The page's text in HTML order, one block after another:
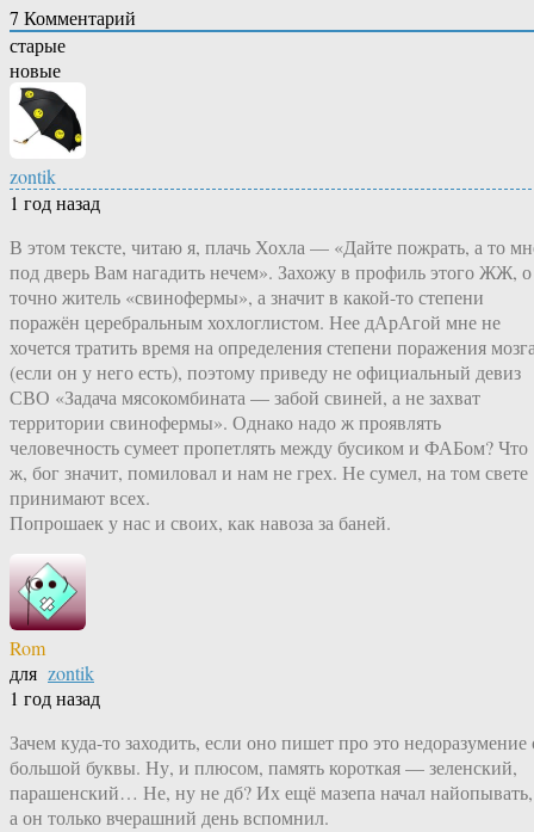
7 Комментарий
старые
новые
zontik
1 год назад
В этом тексте, читаю я, плачь Хохла — «Дайте пожрать, а то
под дверь Вам нагадить нечем». Захожу в профиль этого ЖЖ, о
точно житель «свинофермы», а значит в какой-то степени
поражён церебральным хохлоглистом. Нее дАрАгой мне не
хочется тратить время на определения степени поражения
(если он у него есть), поэтому приведу не официальный девиз
СВО «Задача мясокомбината — забой свиней, а не захват
территории свинофермы». Однако надо ж проявлять
человечность сумеет пропетлять между бусиком и ФАБом? Что
ж, бог значит, помиловал и нам не грех. Не сумел, на том свете
принимают всех.
Попрошаек у нас и своих, как навоза за баней.
Rom
для zontik
1 год назад
Зачем куда-то заходить, если оно пишет про это недоразумение
большой буквы. Ну, и плюсом, память короткая — зеленский,
парашенский… Не, ну не дб? Их ещё мазепа начал найопывать,
а он только вчерашний день вспомнил.